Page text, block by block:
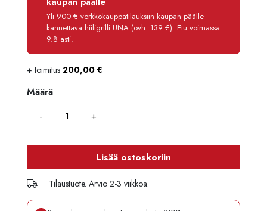
Käsittelymaksu
3,90 €/kk
Maksettava yhteensä
5 066,80 €
Yli 900 € verkkokauppatilauksiin kaupan päälle
kannettava hiiligrilli UNA (ovh. 139 €). Etu voimassa
9.8 asti.
+ toimitus 200,00 €
Määrä
Määrä
Lisää ostoskoriin
Tilaustuote. Arvio 2-3 viikkoa.